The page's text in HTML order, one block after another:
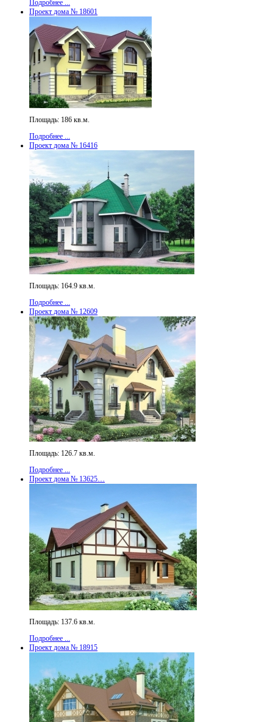
Подробнее ...
Проект дома № 18601
Площадь: 186 кв.м.
Подробнее ...
Проект дома № 16416
Площадь: 164.9 кв.м.
Подробнее ...
Проект дома № 12609
Площадь: 126.7 кв.м.
Подробнее ...
Проект дома № 13625…
Площадь: 137.6 кв.м.
Подробнее ...
Проект дома № 18915